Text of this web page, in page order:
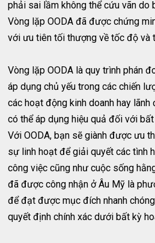
phải sai lầm không thể cứu vãn do
Vòng lặp OODA đã được chứng
với ưu tiên tối thượng về tốc độ và
Vòng lặp OODA là quy trình phán
áp dụng chủ yếu trong các chiến
các hoạt động kinh doanh hay
có thể áp dụng hiệu quả đối với
Với OODA, bạn sẽ giành được ưu
sự linh hoạt để giải quyết các tình
công việc cũng như cuộc sống
đã được công nhận ở Âu Mỹ là
để đạt được mục đích nhanh
quyết định chính xác dưới bất kỳ